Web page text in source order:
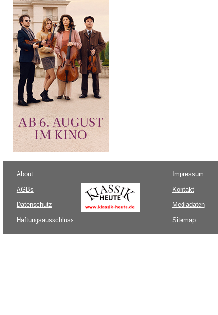
About
AGBs
Datenschutz
Haftungsausschluss
Impressum
Kontakt
Mediadaten
Sitemap